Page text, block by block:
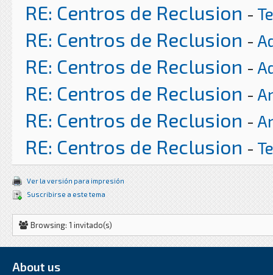
RE: Centros de Reclusion -
RE: Centros de Reclusion -
RE: Centros de Reclusion -
RE: Centros de Reclusion -
RE: Centros de Reclusion -
RE: Centros de Reclusion -
Ver la versión para impresión
Suscribirse a este tema
Browsing: 1 invitado(s)
About us